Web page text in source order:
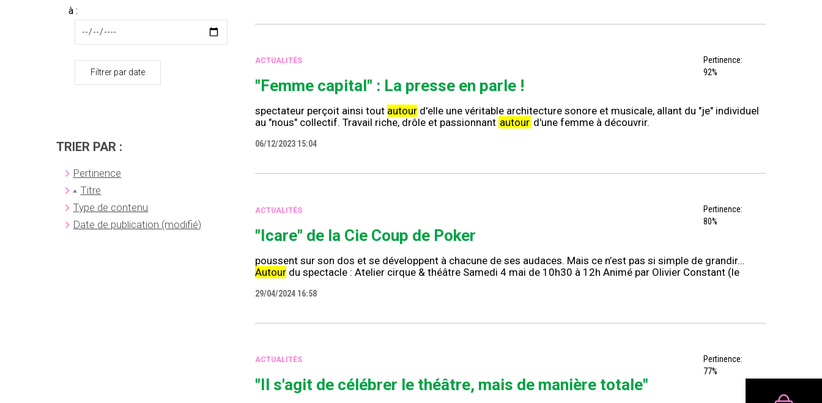
à :
Filtrer par date
TRIER PAR :
Pertinence
Titre
Type de contenu
Date de publication (modifié)
ACTUALITÉS
Pertinence:
92%
"Femme capital" : La presse en parle !
spectateur perçoit ainsi tout autourd'elle une véritable architecture sonore et musicale, allant du "je" individuel
au "nous" collectif. Travail riche, drôle et passionnant autour d'une femme à découvrir.
06/12/2023 15:04
ACTUALITÉS
Pertinence:
80%
"Icare" de la Cie Coup de Poker
poussent sur son dos et se développent à chacune de ses audaces. Mais ce n’est pas si simple de grandir…
Autourdu spectacle : Atelier cirque & théâtre Samedi 4 mai de 10h30 à 12h Animé par Olivier Constant (le
29/04/2024 16:58
ACTUALITÉS
Pertinence:
77%
"Il s'agit de célébrer le théâtre, mais de manière totale"